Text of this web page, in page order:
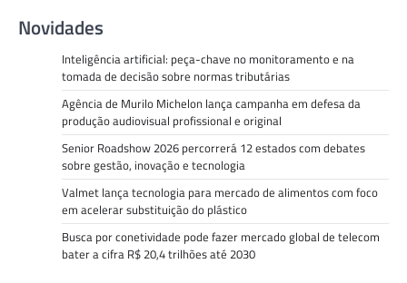
Novidades
Inteligência artificial: peça-chave no monitoramento e na
tomada de decisão sobre normas tributárias
Agência de Murilo Michelon lança campanha em defesa da
produção audiovisual profissional e original
Senior Roadshow 2026 percorrerá 12 estados com debates
sobre gestão, inovação e tecnologia
Valmet lança tecnologia para mercado de alimentos com foco
em acelerar substituição do plástico
Busca por conetividade pode fazer mercado global de telecom
bater a cifra R$ 20,4 trilhões até 2030